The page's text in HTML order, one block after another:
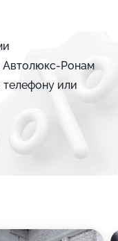
Автолюкс-Ронам
или